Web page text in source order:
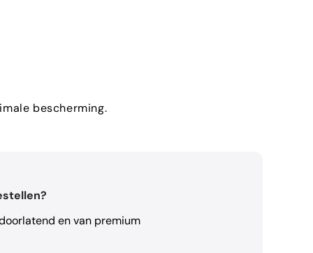
bescherming.
en van premium